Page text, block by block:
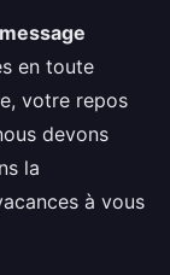
en toute
votre repos
devons
la
à vous